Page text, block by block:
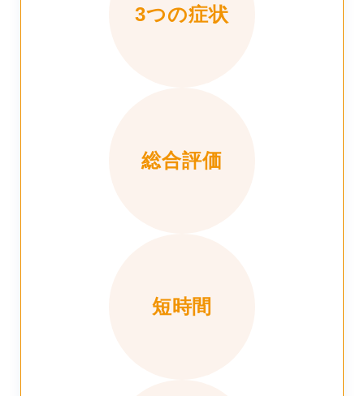
3つの症状
総合評価
短時間